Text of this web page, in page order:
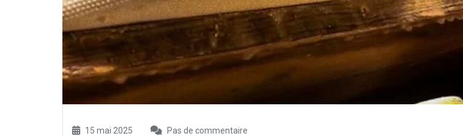
15 mai 2025 Pas de commentaire
continué leur croissance en 2025, de
5 %. (Lire la suite dans l'Agra Fil)
à